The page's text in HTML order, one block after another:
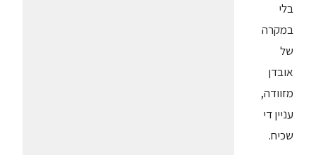
בלי
במקרה
של
אובדן
מזוודה,
עניין די
שכיח.